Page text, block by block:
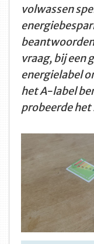
volwassen
vraag, bij een
energielabel
het A-label
probeerde het